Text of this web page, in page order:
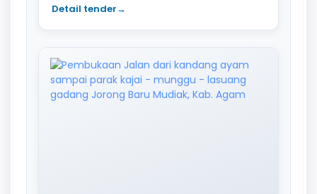
Detail tender→